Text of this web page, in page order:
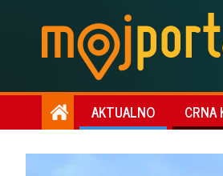
AKTUALNO CRNA